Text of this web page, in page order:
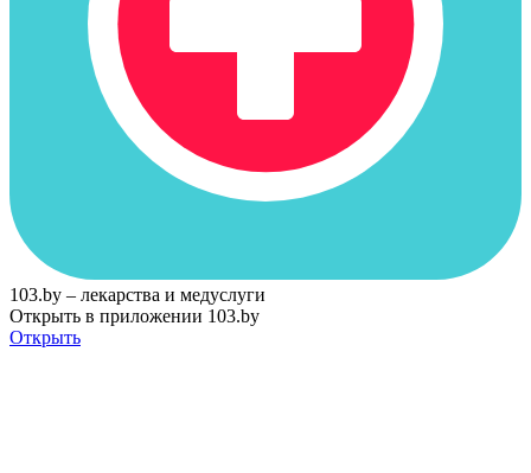
103.by – лекарства и медуслуги
Открыть в приложении 103.by
Открыть